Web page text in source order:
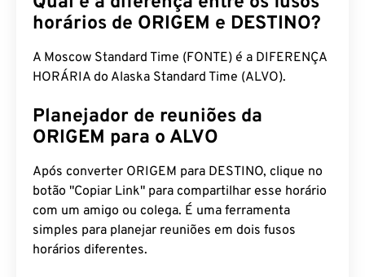
horários de ORIGEM e DESTINO?
A Moscow Standard Time (FONTE) é a DIFERENÇA
HORÁRIA do Alaska Standard Time (ALVO).
Planejador de reuniões da
ORIGEM para o ALVO
Após converter ORIGEM para DESTINO, clique no
botão "Copiar Link" para compartilhar esse horário
com um amigo ou colega. É uma ferramenta
simples para planejar reuniões em dois fusos
horários diferentes.